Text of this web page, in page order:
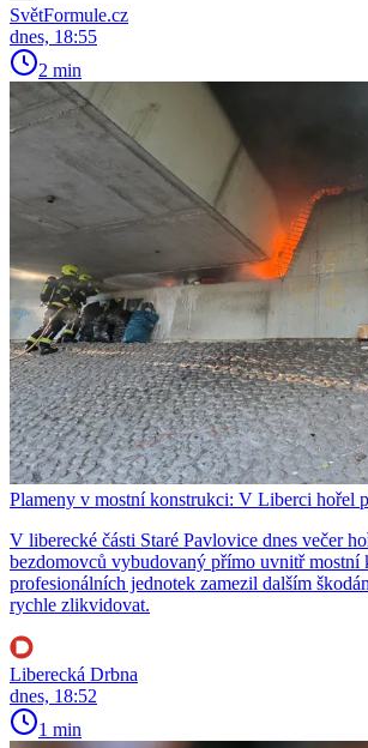
SvětFormule.cz
dnes, 18:55
2 min
Plameny v mostní konstrukci: V Liberci hořel
V liberecké části Staré Pavlovice dnes večer
bezdomovců vybudovaný přímo uvnitř mostní
profesionálních jednotek zamezil dalším
rychle zlikvidovat.
Liberecká Drbna
dnes, 18:52
1 min